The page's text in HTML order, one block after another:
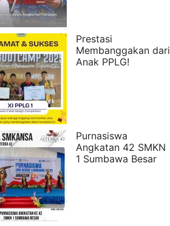
Prestasi
Membanggakan dari
Anak PPLG!
Purnasiswa
Angkatan 42 SMKN
1 Sumbawa Besar